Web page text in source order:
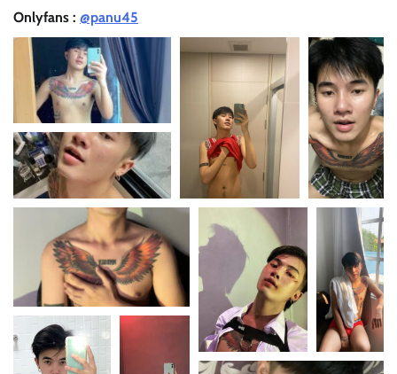
Onlyfans : @panu45